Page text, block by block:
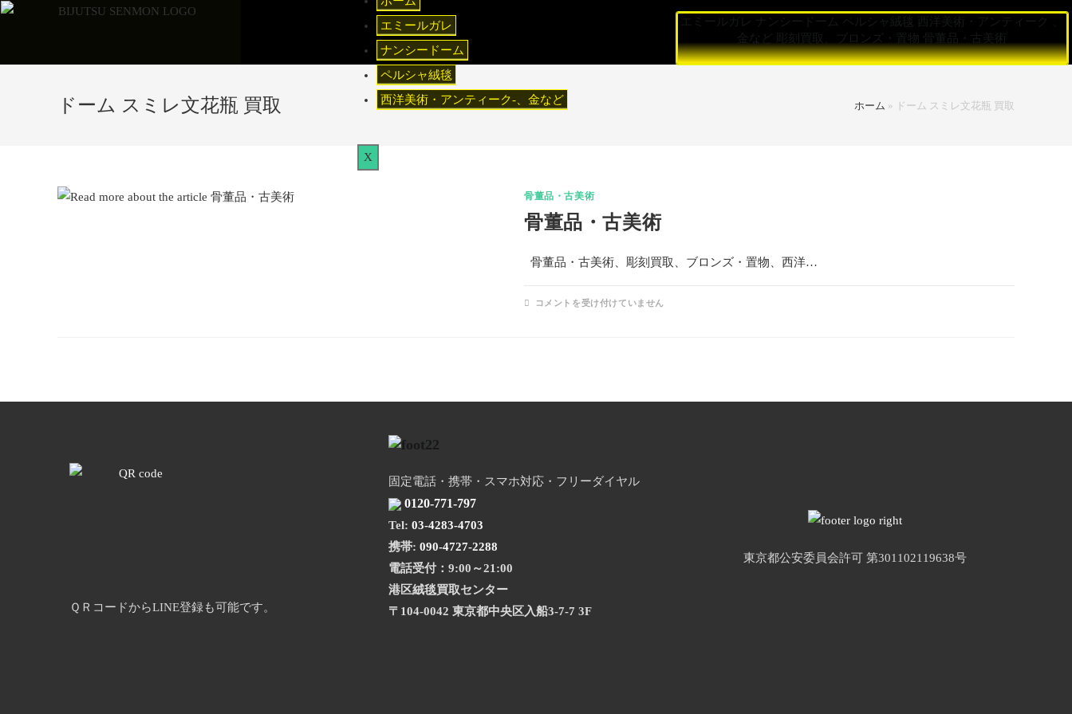
エミールガレ ナンシードーム ペルシャ絨毯
西洋美術・アンティーク 、
金など
彫刻買取、ブロンズ・置物 骨董品・古美術
エミールガレ
ナンシードーム
ペルシャ絨毯
西洋美術・アンティーク-、金など
X
ドーム スミレ文花瓶 買取 ホーム » ドーム スミレ文花瓶 買取
骨董品・古美術
骨董品・古美術
骨董品・古美術、彫刻買取、ブロンズ・置物、西洋…
コメントを受け付けていません
ＱＲコードからLINE登録も可能です。
固定電話・携帯・スマホ対応・フリーダイヤル
0120-771-797
Tel: 03-4283-4703
携帯: 090-4727-2288
電話受付：9:00～21:00
港区絨毯買取センター
〒104-0042 東京都中央区入船3-7-7 3F
東京都公安委員会許可 第301102119638号